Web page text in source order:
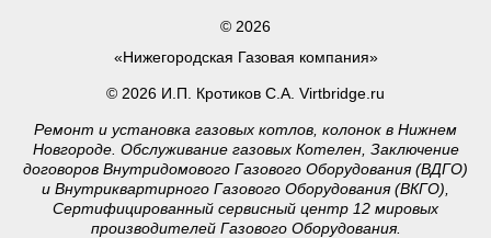
© 2026
«Нижегородская Газовая компания»
© 2026 И.П. Кротиков С.А. Virtbridge.ru
Ремонт и установка газовых котлов, колонок в Нижнем
Новгороде. Обслуживание газовых Котелен, Заключение
договоров Внутридомового Газового Оборудования (ВДГО)
и Внутриквартирного Газового Оборудования (ВКГО),
Сертифицированный сервисный центр 12 мировых
производителей Газового Оборудования.